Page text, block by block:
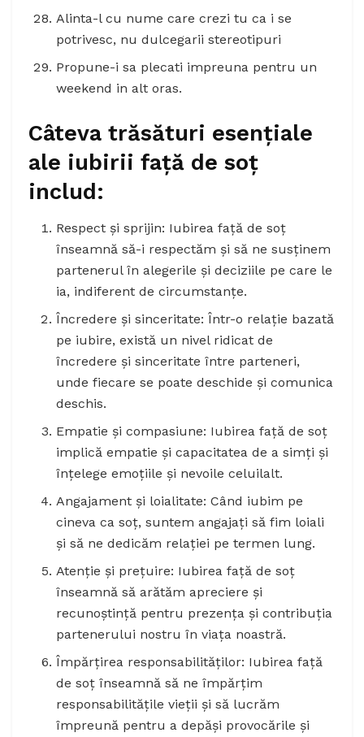
Alinta-l cu nume care crezi tu ca i se
potrivesc, nu dulcegarii stereotipuri
Propune-i sa plecati impreuna pentru un
weekend in alt oras.
Câteva trăsături esențiale
ale iubirii față de soț
includ:
Respect și sprijin: Iubirea față de soț
înseamnă să-i respectăm și să ne susținem
partenerul în alegerile și deciziile pe care le
ia, indiferent de circumstanțe.
Încredere și sinceritate: Într-o relație bazată
pe iubire, există un nivel ridicat de
încredere și sinceritate între parteneri,
unde fiecare se poate deschide și comunica
deschis.
Empatie și compasiune: Iubirea față de soț
implică empatie și capacitatea de a simți și
înțelege emoțiile și nevoile celuilalt.
Angajament și loialitate: Când iubim pe
cineva ca soț, suntem angajați să fim loiali
și să ne dedicăm relației pe termen lung.
Atenție și prețuire: Iubirea față de soț
înseamnă să arătăm apreciere și
recunoștință pentru prezența și contribuția
partenerului nostru în viața noastră.
Împărțirea responsabilităților: Iubirea față
de soț înseamnă să ne împărțim
responsabilitățile vieții și să lucrăm
împreună pentru a depăși provocările și